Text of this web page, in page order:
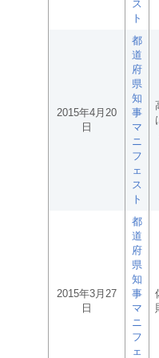
ス
ト
2015年4月20
日
都
道
府
県
知
事
マ
ニ
フ
ェ
ス
ト
2015年3月27
日
都
道
府
県
知
事
マ
ニ
フ
ェ